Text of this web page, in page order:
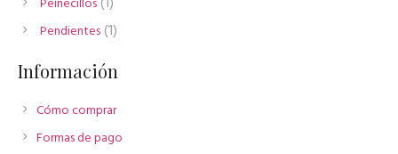
producto
Pendientes 11
Información
Cómo comprar
Formas de pago